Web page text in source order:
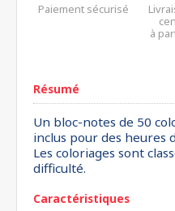
Paiement sécurisé
à
Résumé
Un bloc-notes de 50
inclus pour des heures
Les coloriages sont
difficulté.
Caractéristiques